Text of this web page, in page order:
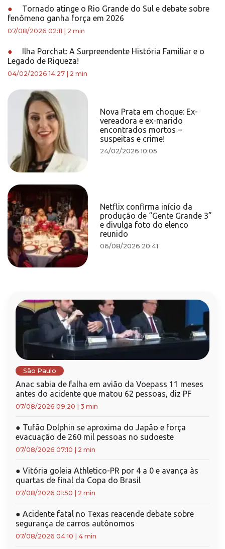
●
Tornado atinge o Rio Grande do Sul e debate sobre
fenômeno ganha força em 2026
07/08/2026 02:11 2 min
●
Ilha Porchat: A Surpreendente História Familiar e o
Legado de Riqueza!
04/02/2026 14:27 2 min
Nova Prata em choque: Ex-
vereadora e ex-marido
encontrados mortos –
suspeitas e crime!
24/02/2026 10:05
Netflix confirma início da
produção de “Gente Grande 3”
e divulga foto do elenco
reunido
06/08/2026 20:41
São Paulo
Anac sabia de falha em avião da Voepass 11 meses
antes do acidente que matou 62 pessoas, diz PF
07/08/2026 09:20 3 min
● Tufão Dolphin se aproxima do Japão e força
evacuação de 260 mil pessoas no sudoeste
07/08/2026 07:10 2 min
● Vitória goleia Athletico-PR por 4 a 0 e avança às
quartas de final da Copa do Brasil
07/08/2026 01:50 2 min
● Acidente fatal no Texas reacende debate sobre
segurança de carros autônomos
07/08/2026 04:10 4 min